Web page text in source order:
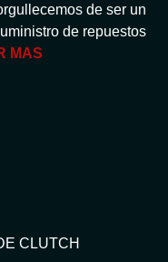
de ser un
de repuestos
MAS
CLUTCH